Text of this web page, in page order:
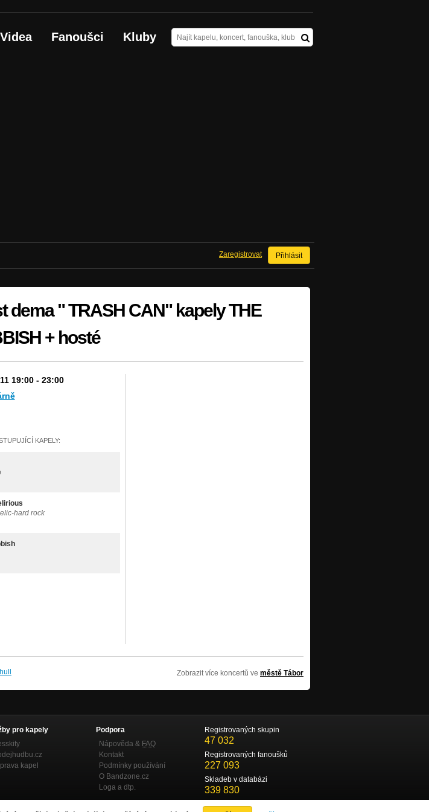
Videa Fanoušci Kluby
Přihlásit
Zaregistrovat
dema " TRASH CAN" kapely THE
+ hosté
19:00 - 23:00
KAPELY:
hard rock
Zobrazit více koncertů ve městě Tábor
pro kapely
kapel
Podpora
Nápověda & FAQ
Kontakt
Podmínky používání
O Bandzone.cz
Loga a dtp.
Registrovaných skupin
47 032
Registrovaných fanoušků
227 093
Skladeb v databázi
339 830